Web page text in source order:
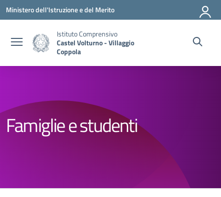
Vai ai contenuti
Vai al menu di navigazione
Vai al footer
Ministero dell'Istruzione e del Merito
Istituto Comprensivo
Castel Volturno - Villaggio
Coppola
Famiglie e studenti